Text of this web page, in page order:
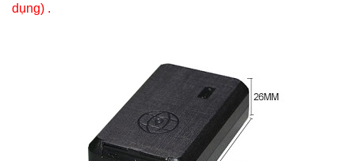
dụng) .